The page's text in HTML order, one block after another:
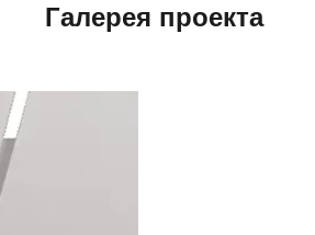
Галерея проекта